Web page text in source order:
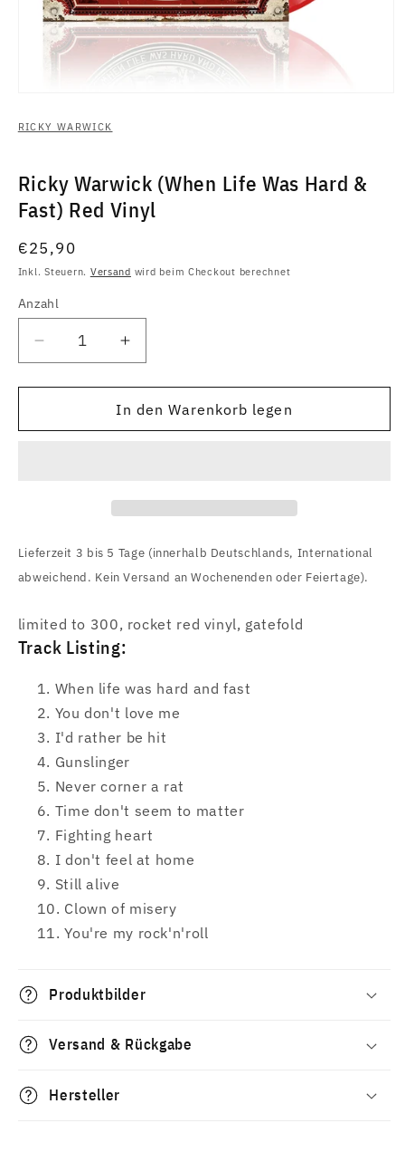
in
RICKY WARWICK
Ricky Warwick (When Life Was Hard &
Fast) Red Vinyl
Normaler
Preis
€25,90
Inkl. Steuern. Versand wird beim Checkout berechnet
Anzahl
Anzahl
Verringere
die
Menge
Ricky
&amp;
Fast)
Red
Erhöhe
die
Menge
für
Ricky
&amp;
Red
In den Warenkorb legen
Lieferzeit 3 bis 5 Tage (innerhalb Deutschlands, International
abweichend. Kein Versand an Wochenenden oder Feiertage).
limited to 300, rocket red vinyl, gatefold
Track Listing:
When life was hard and fast
You don't love me
I'd rather be hit
Gunslinger
Never corner a rat
Time don't seem to matter
Fighting heart
I don't feel at home
Still alive
Clown of misery
You're my rock'n'roll
Produktbilder
Versand & Rückgabe
Hersteller